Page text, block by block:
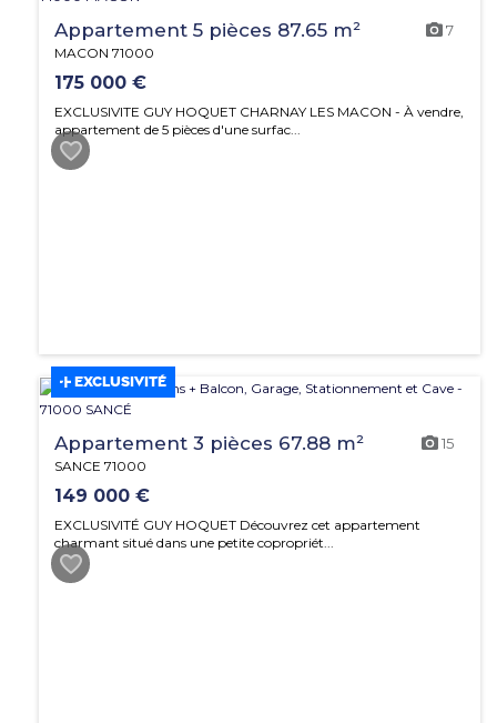
Appartement 5 pièces 87.65 m² 7
MACON 71000
175 000 €
EXCLUSIVITE GUY HOQUET CHARNAY LES MACON - À vendre,
appartement de 5 pièces d'une surfac...
EXCLUSIVITÉ
Appartement 3 pièces 67.88 m² 15
SANCE 71000
149 000 €
EXCLUSIVITÉ GUY HOQUET Découvrez cet appartement
charmant situé dans une petite copropriét...